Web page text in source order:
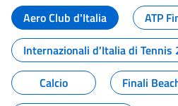
Aero Club d'Italia
ATP
Internazionali d'Italia di Tennis
Calcio
Finali